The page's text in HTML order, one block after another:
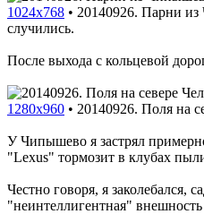
1024x768 • 20140926. Парни
случились.
После выхода с кольцевой
1280x960 • 20140926. Поля на
У Чипышево я застрял
"Lexus" тормозит в клубах
Честно говоря, я заколебался,
"неинтеллигентная"